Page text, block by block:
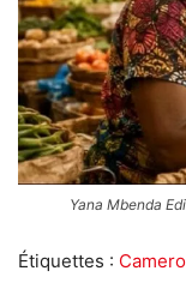
Yana Mbenda
Étiquettes :